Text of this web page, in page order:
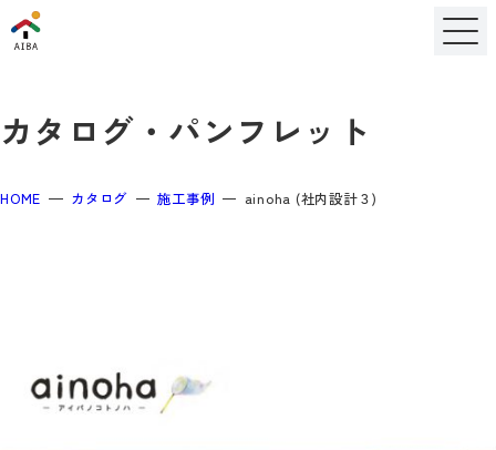
カタログ・パンフレット
HOME カタログ 施工事例 ainoha (社内設計３)